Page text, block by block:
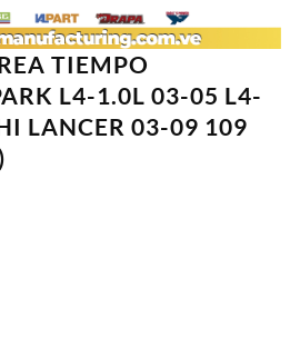
TIEMPO
L4-1.0L 03-05 L4-
LANCER 03-09 109